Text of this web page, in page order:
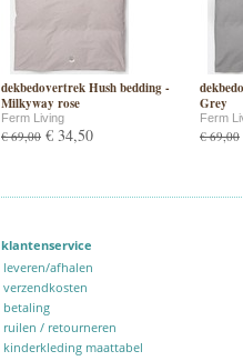
dekbedovertrek Hush bedding -
Milkyway rose
Ferm Living
€ 69,00 € 34,50
Grey
Ferm
€ 69,00
klantenservice
leveren/afhalen
verzendkosten
betaling
ruilen / retourneren
kinderkleding maattabel